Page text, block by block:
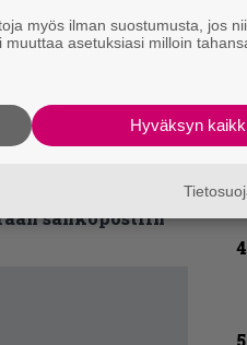
To/Die/For, Lost
Diablo,
Silentium, Martti
puhutaan!
sähköpostiin
myös ilman suostumusta, jos
asetuksiasi milloin
Hyväksyn